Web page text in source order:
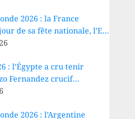
2026 : la France
de sa fête nationale, l’E…
: l’Égypte a cru tenir
Fernandez crucif…
2026 : l’Argentine